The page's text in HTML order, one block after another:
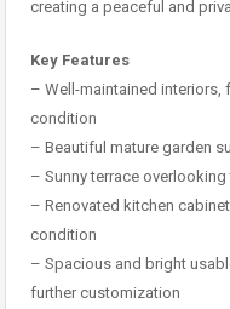
creating a peaceful and
Key Features
– Well-maintained interiors,
condition
– Beautiful mature garden
– Sunny terrace
– Renovated kitchen
condition
– Spacious and bright
further customization